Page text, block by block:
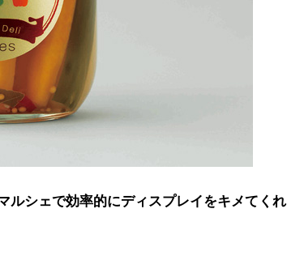
ルシェで効率的にディスプレイをキメてくれ